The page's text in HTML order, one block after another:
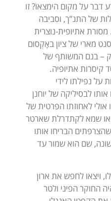
דבר על מקום הימצאוֹ? זו
של התנ”ך, וסביבה
אתיופית-נוצרית
מארי של ציון באָקְסוּם
– בנם המשותף של
קיסרות אתיופיה.
על נפילתו לידי
לבסיליקה של יוחנן
לאחוזתו הפרטית של
או שמא לקתדרלת שארטר
הבריחו אותו
שם הוא שמור עד
ויצאו לחפש את ארון
החוקר הפיני ולטר